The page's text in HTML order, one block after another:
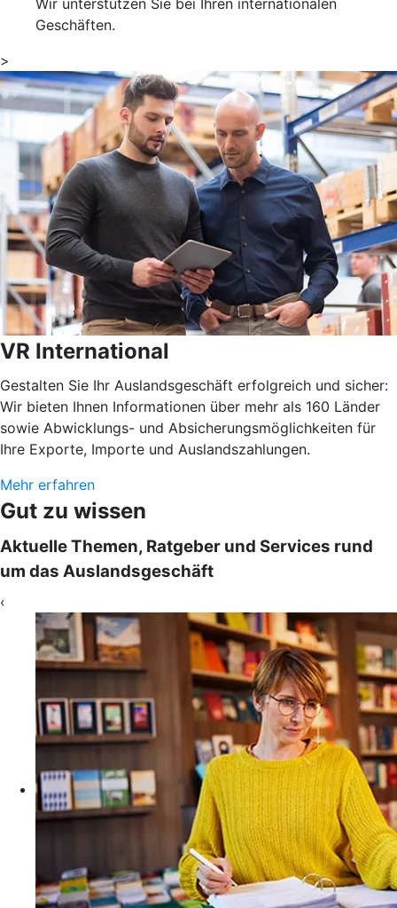
Geschäften.
>
VR International
Gestalten Sie Ihr Auslandsgeschäft erfolgreich und sicher:
Wir bieten Ihnen Informationen über mehr als 160 Länder
sowie Abwicklungs- und Absicherungsmöglichkeiten für
Ihre Exporte, Importe und Auslandszahlungen.
Mehr erfahren
Gut zu wissen
Aktuelle Themen, Ratgeber und Services rund
um das Auslandsgeschäft
‹